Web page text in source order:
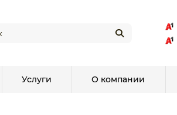
Услуги О компании